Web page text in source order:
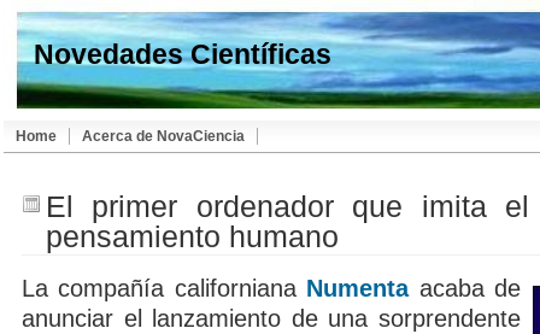
Novedades Científicas
Home Acerca de NovaCiencia
El primer ordenador que imita
pensamiento humano
La compañía californiana Numentaacaba de
anunciar el lanzamiento de una sorprendente